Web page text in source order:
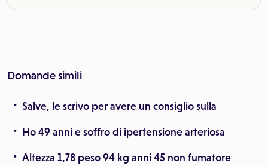
Domande simili
Salve, le scrivo per avere un consiglio sulla
Ho 49 anni e soffro di ipertensione arteriosa
Altezza 1,78 peso 94 kg anni 45 non fumatore